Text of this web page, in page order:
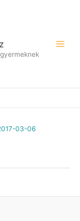
03-06